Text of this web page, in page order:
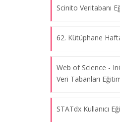
Scinito Veritabanı
62. Kütüphane
Web of Science -
Veri Tabanları
STATdx Kullanıcı
Turnitin Eğitimi
"Web of Science”
07.08.2026
Bilgi Okur-Yazarlığı